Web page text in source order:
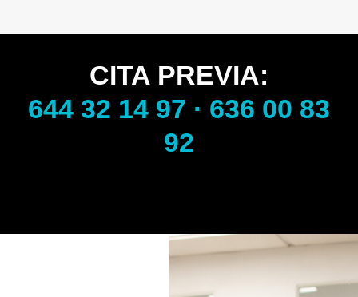
CITA PREVIA:
644 32 14 97 · 636 00 83
92